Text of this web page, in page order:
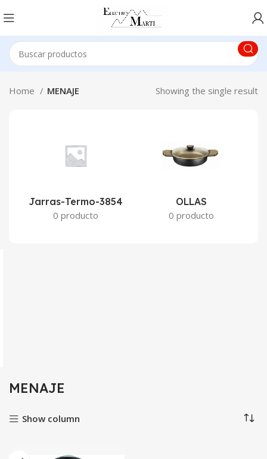
Home MENAJE Showing the single result
Jarras-Termo-3854
0 producto
OLLAS
0 producto
MENAJE
Show column